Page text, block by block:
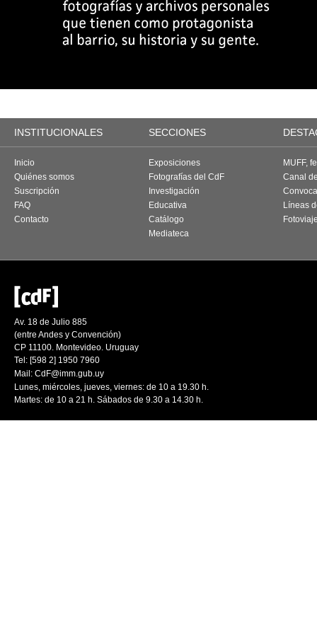
INSTITUCIONALES SECCIONES
Inicio
Quiénes somos
Suscripción
FAQ
Contacto
Exposiciones
Fotografías del CdF
Investigación
Educativa
Catálogo
Mediateca
MUFF,
Canal
Líneas
Av. 18 de Julio 885
(entre Andes y Convención)
CP 11100. Montevideo. Uruguay
Tel: [598 2] 1950 7960
Mail: CdF@imm.gub.uy
Lunes, miércoles, jueves, viernes: de 10 a 19.30 h.
Martes: de 10 a 21 h. Sábados de 9.30 a 14.30 h.